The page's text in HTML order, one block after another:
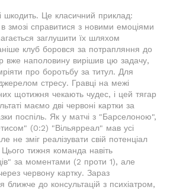
шкодить. Це класичний приклад:
змозі справитися з новими емоціями
заглушити їх шляхом
клуб боровся за потрапляння до
вже наполовину вирішив цю задачу,
про боротьбу за титул. Для
стресу. Гравці на межі
щотижня чекають чудес, і цей тягар
маємо дві червоні картки за
поспіль. Як у матчі з "Барселоною",
(0:2) "Вільярреал" мав усі
не зміг реалізувати свій потенціал
тижня команда навіть
за моментами (2 проти 1), але
червону картку. Зараз
ближче до консультацій з психіатром,